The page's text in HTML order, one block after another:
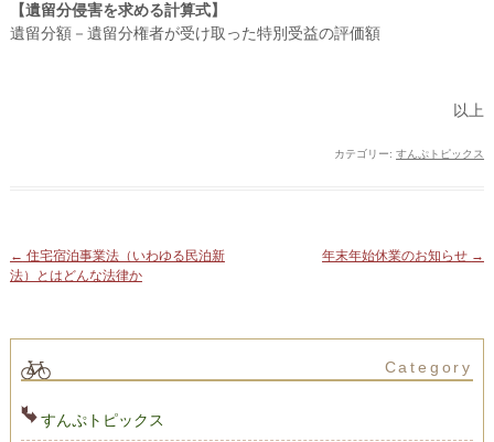
【遺留分侵害を求める計算式】
遺留分額－遺留分権者が受け取った特別受益の評価額
以上
カテゴリー:すんぷトピックス
投稿ナビゲーション
← 住宅宿泊事業法（いわゆる民泊新
法）とはどんな法律か
年末年始休業のお知らせ →
Category
すんぷトピックス